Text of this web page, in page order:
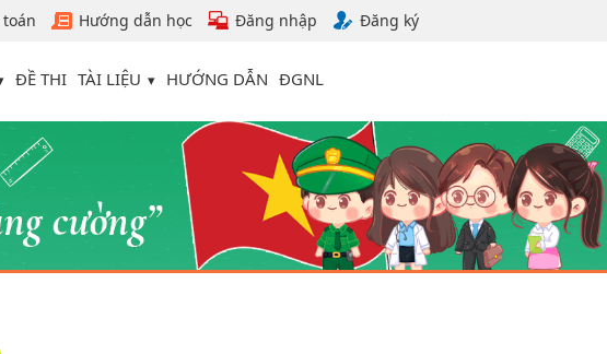
Hướng dẫn học Đăng nhập Đăng ký
ĐỀ THI TÀI LIỆU HƯỚNG DẪN ĐGNL